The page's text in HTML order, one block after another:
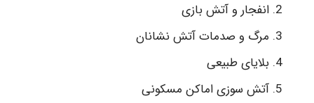
انفجار و آتش بازی
مرگ و صدمات آتش نشانان
بلایای طبیعی
آتش سوزی اماکن مسکونی